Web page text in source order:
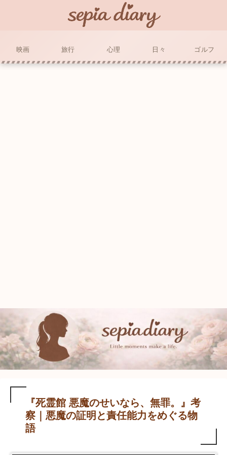
映画 旅行 心理 日々 ゴルフ
『死霊館 悪魔のせいなら、無罪。』考
察｜悪魔の証明と責任能力をめぐる物
語